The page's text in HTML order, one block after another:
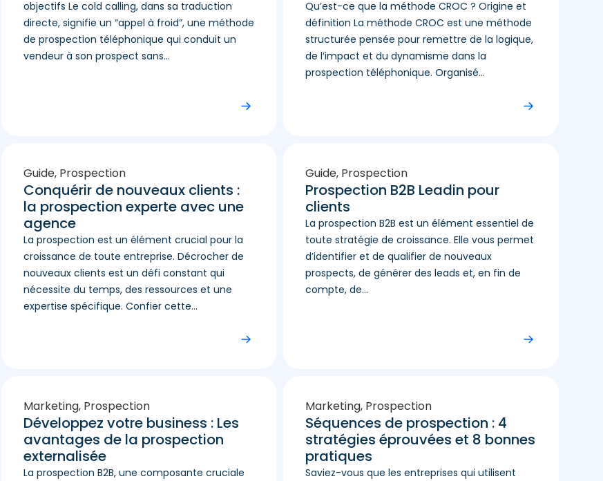
objectifs Le cold calling, dans sa traduction
directe, signifie un “appel à froid”, une méthode
de prospection téléphonique qui conduit un
vendeur à son prospect sans...
Qu’est-ce que la méthode CROC ? Origine et
définition La méthode CROC est une méthode
structurée pensée pour remettre de la logique,
de l’impact et du dynamisme dans la
prospection téléphonique. Organisé...
Guide, Prospection
Conquérir de nouveaux clients :
la prospection experte avec une
agence
La prospection est un élément crucial pour la
croissance de toute entreprise. Décrocher de
nouveaux clients est un défi constant qui
nécessite du temps, des ressources et une
expertise spécifique. Confier cette...
Guide, Prospection
Prospection B2B Leadin pour
clients
La prospection B2B est un élément essentiel de
toute stratégie de croissance. Elle vous permet
d’identifier et de qualifier de nouveaux
prospects, de générer des leads et, en fin de
compte, de...
Marketing, Prospection
Développez votre business : Les
avantages de la prospection
externalisée
La prospection B2B, une composante cruciale
Marketing, Prospection
Séquences de prospection : 4
stratégies éprouvées et 8 bonnes
pratiques
Saviez-vous que les entreprises qui utilisent